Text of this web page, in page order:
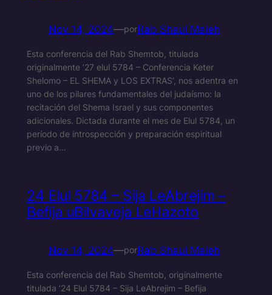
Nov 14, 2024—porRab Shaul Maleh
Esta conferencia del Rab Shemtob, titulada
originalmente ’27 elul 5784 – Conferencia Keter
Shelomo – EL SHEMA y LOS EXTRAS’, nos adentra en
uno de los pilares fundamentales del judaísmo: la
recitación del Shema Israel y sus componentes
adicionales. Dictada durante el mes de Elul 5784, un
período de introspección y preparación espiritual
previo a…
24 Elul 5784 – Sija LeAbrejim –
Befija uBilvaveja LeHazoto
Nov 14, 2024—porRab Shaul Maleh
Esta conferencia del Rab Shemtob, originalmente
titulada ’24 Elul 5784 – Sija LeAbrejim – Befija